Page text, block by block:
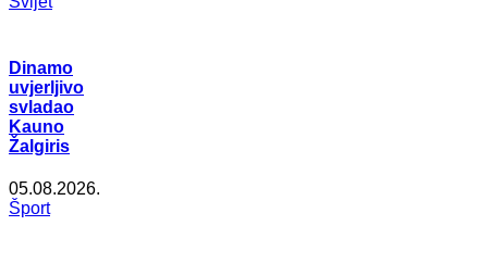
Dinamo
uvjerljivo
svladao
Kauno
Žalgiris
05.08.2026.
Šport